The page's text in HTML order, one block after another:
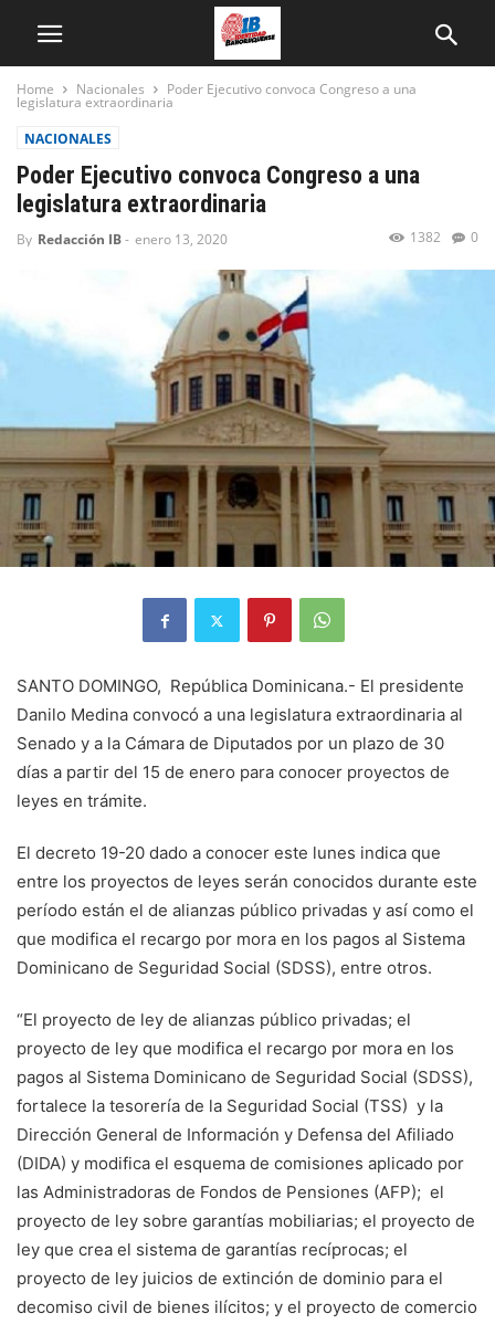
Home Nacionales Poder Ejecutivo convoca Congreso a una
legislatura extraordinaria
NACIONALES
Poder Ejecutivo convoca Congreso a una
legislatura extraordinaria
By Redacción IB- enero 13, 2020 0
1382
SANTO DOMINGO, República Dominicana.- El presidente
Danilo Medina convocó a una legislatura extraordinaria al
Senado y a la Cámara de Diputados por un plazo de 30
días a partir del 15 de enero para conocer proyectos de
leyes en trámite.
El decreto 19-20 dado a conocer este lunes indica que
entre los proyectos de leyes serán conocidos durante este
período están el de alianzas público privadas y así como el
que modifica el recargo por mora en los pagos al Sistema
Dominicano de Seguridad Social (SDSS), entre otros.
“El proyecto de ley de alianzas público privadas; el
proyecto de ley que modifica el recargo por mora en los
pagos al Sistema Dominicano de Seguridad Social (SDSS),
fortalece la tesorería de la Seguridad Social (TSS) y la
Dirección General de Información y Defensa del Afiliado
(DIDA) y modifica el esquema de comisiones aplicado por
las Administradoras de Fondos de Pensiones (AFP); el
proyecto de ley sobre garantías mobiliarias; el proyecto de
ley que crea el sistema de garantías recíprocas; el
proyecto de ley juicios de extinción de dominio para el
decomiso civil de bienes ilícitos; y el proyecto de comercio